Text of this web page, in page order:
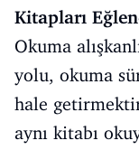
Kitapları
Okuma
yolu, okuma
hale
aynı kitabı